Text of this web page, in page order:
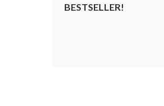
BESTSELLER!